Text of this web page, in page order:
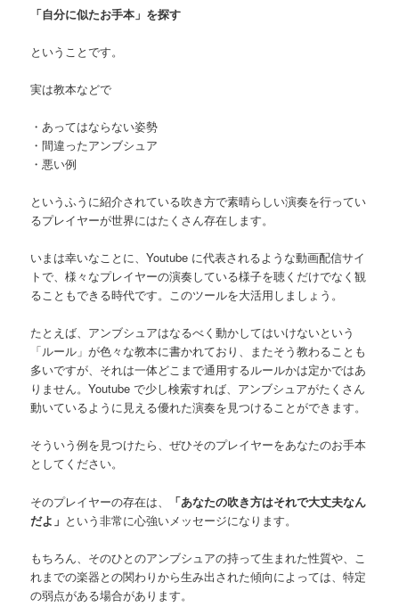
「自分に似たお手本」を探す
ということです。
実は教本などで
・あってはならない姿勢
・間違ったアンブシュア
・悪い例
というふうに紹介されている吹き方で素晴らしい演奏を行ってい
るプレイヤーが世界にはたくさん存在します。
いまは幸いなことに、Youtube に代表されるような動画配信サイ
トで、様々なプレイヤーの演奏している様子を聴くだけでなく観
ることもできる時代です。このツールを大活用しましょう。
たとえば、アンブシュアはなるべく動かしてはいけないという
「ルール」が色々な教本に書かれており、またそう教わることも
多いですが、それは一体どこまで通用するルールかは定かではあ
りません。Youtube で少し検索すれば、アンブシュアがたくさん
動いているように見える優れた演奏を見つけることができます。
そういう例を見つけたら、ぜひそのプレイヤーをあなたのお手本
としてください。
そのプレイヤーの存在は、
「あなたの吹き方はそれで大丈夫なん
だよ」 という非常に心強いメッセージになります。
もちろん、そのひとのアンブシュアの持って生まれた性質や、こ
れまでの楽器との関わりから生み出された傾向によっては、特定
の弱点がある場合があります。